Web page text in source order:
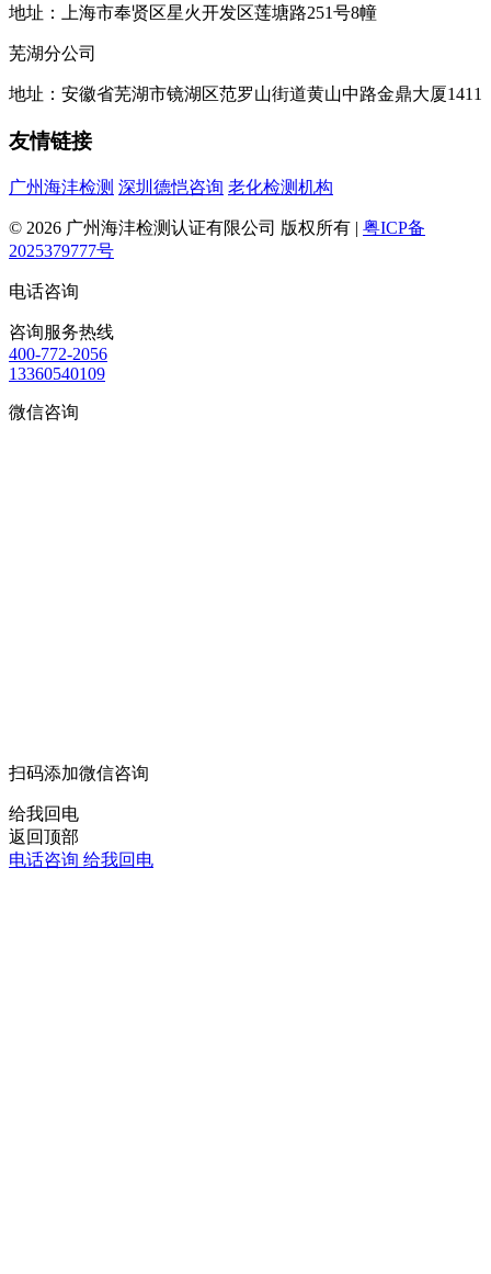
地址：上海市奉贤区星火开发区莲塘路251号8幢
芜湖分公司
地址：安徽省芜湖市镜湖区范罗山街道黄山中路金鼎大厦1411
友情链接
广州海沣检测 深圳德恺咨询 老化检测机构
© 2026 广州海沣检测认证有限公司 版权所有 | 粤ICP备
2025379777号
电话咨询
咨询服务热线
400-772-2056
13360540109
微信咨询
扫码添加微信咨询
给我回电
返回顶部
电话咨询 给我回电